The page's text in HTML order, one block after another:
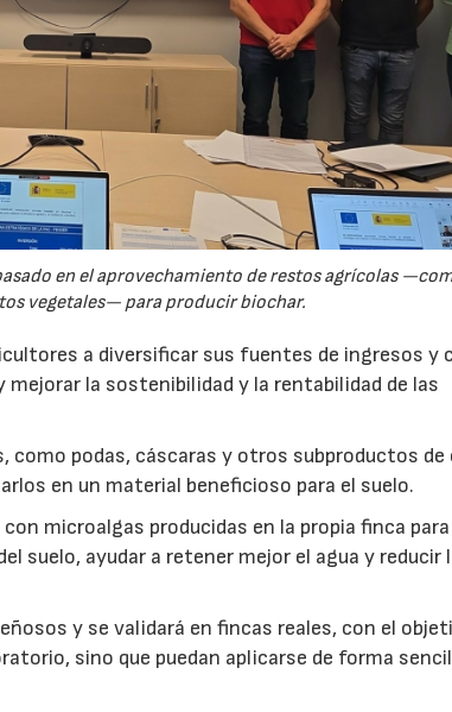
en el aprovechamiento de restos agrícolas
vegetales— para producir biochar.
a diversificar sus fuentes de ingresos y
la sostenibilidad y la rentabilidad de las
como podas, cáscaras y otros subproductos
en un material beneficioso para el suelo.
microalgas producidas en la propia finca
suelo, ayudar a retener mejor el agua y reducir
y se validará en fincas reales, con el
sino que puedan aplicarse de forma